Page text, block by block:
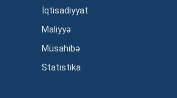
İqtisadiyyat
Maliyyə
Müsahibə
Statistika